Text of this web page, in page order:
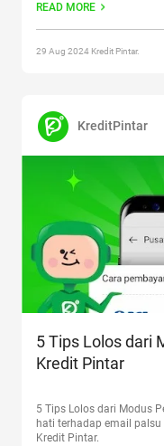
READ MORE
29 Aug 2024 Kredit Pintar.
KreditPintar
5 Tips Lolos dari
Kredit Pintar
5 Tips Lolos dari Modus
hati terhadap email
Kredit Pintar.